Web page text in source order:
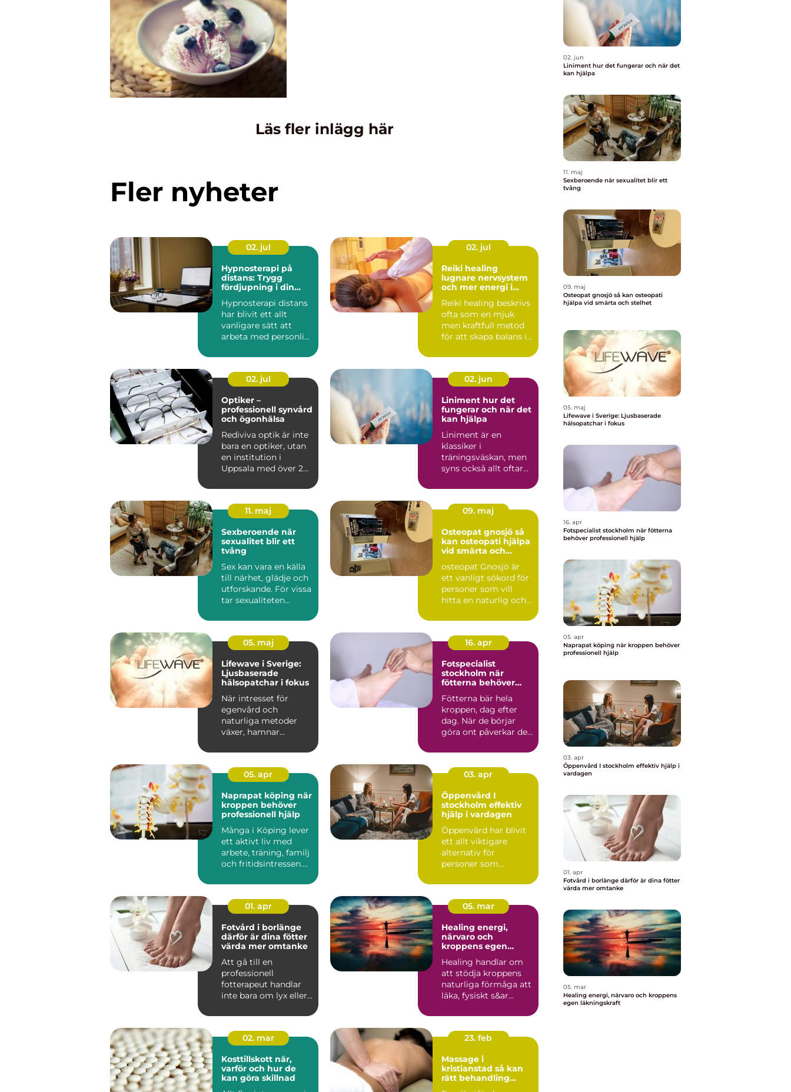
Läs fler inlägg här
Fler nyheter
02. jul
Hypnosterapi på
distans: Trygg
fördjupning i din
Hypnosterapi distans
har blivit ett allt
vanligare sätt att
arbeta med personlig
02. jul
Reiki healing
lugnare nervsystem
och mer energi i
Reiki healing beskrivs
ofta som en mjuk
men kraftfull metod
för att skapa balans i
02. jul
Optiker –
professionell synvård
och ögonhälsa
Rediviva optik är inte
bara en optiker, utan
en institution i
Uppsala med över 25
02. jun
Liniment hur det
fungerar och när det
kan hjälpa
Liniment är en
klassiker i
träningsväskan, men
syns också allt oftare i
på behandlin...
11. maj
Sexberoende när
sexualitet blir ett
tvång
Sex kan vara en källa
till närhet, glädje och
utforskande. För vissa
tar sexualiteten
09. maj
Osteopat gnosjö så
kan osteopati hjälpa
vid smärta och
osteopat Gnosjö är
ett vanligt sökord för
personer som vill
hitta en naturlig och
05. maj
Lifewave i Sverige:
Ljusbaserade
hälsopatchar i fokus
När intresset för
egenvård och
naturliga metoder
växer, hamnar
16. apr
Fotspecialist
stockholm när
fötterna behöver
Fötterna bär hela
kroppen, dag efter
dag. När de börjar
göra ont påverkar det
tr...
05. apr
Naprapat köping när
kroppen behöver
professionell hjälp
Många i Köping lever
ett aktivt liv med
arbete, träning, familj
och fritidsintressen.
03. apr
Öppenvård I
stockholm effektiv
hjälp i vardagen
Öppenvård har blivit
ett allt viktigare
alternativ för
personer som
stöd och behan...
01. apr
Fotvård i borlänge
därför är dina fötter
värda mer omtanke
Att gå till en
professionell
fotterapeut handlar
inte bara om lyx eller
stunden. F...
05. mar
Healing energi,
närvaro och
kroppens egen
Healing handlar om
att stödja kroppens
naturliga förmåga att
läka, fysiskt s&ar...
02. mar
Kosttillskott när,
varför och hur de
kan göra skillnad
23. feb
Massage i
kristianstad så kan
rätt behandling
02. jun
Liniment hur det fungerar och när det
kan hjälpa
11. maj
Sexberoende när sexualitet blir ett
tvång
09. maj
Osteopat gnosjö så kan osteopati
hjälpa vid smärta och stelhet
05. maj
Lifewave i Sverige: Ljusbaserade
hälsopatchar i fokus
16. apr
Fotspecialist stockholm när fötterna
behöver professionell hjälp
05. apr
Naprapat köping när kroppen behöver
professionell hjälp
03. apr
Öppenvård I stockholm effektiv hjälp i
vardagen
01. apr
Fotvård i borlänge därför är dina fötter
värda mer omtanke
05. mar
Healing energi, närvaro och kroppens
egen läkningskraft